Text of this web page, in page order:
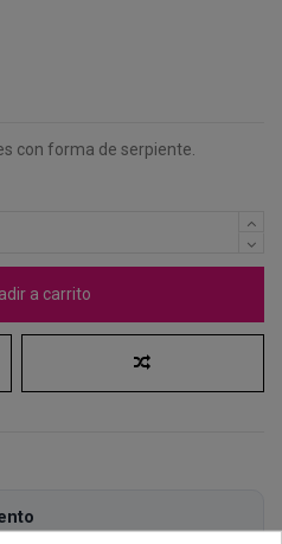
con forma de serpiente.
a carrito